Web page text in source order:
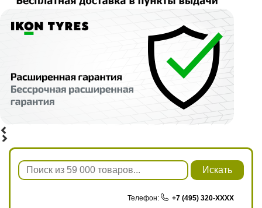
Искать
Телефон: +7 (495) 320-XXXX